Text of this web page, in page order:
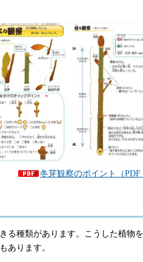
） 冬芽観察のポイント（PDF
る種類があります。こうした植物
あります。